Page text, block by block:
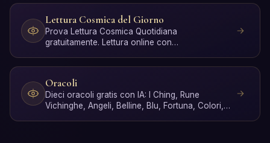
Lettura Cosmica del Giorno
Prova Lettura Cosmica Quotidiana
gratuitamente. Lettura online con
Oracoli
Dieci oracoli gratis con IA: I Ching, Rune
Vichinghe, Angeli, Belline, Blu, Fortuna, Colori,